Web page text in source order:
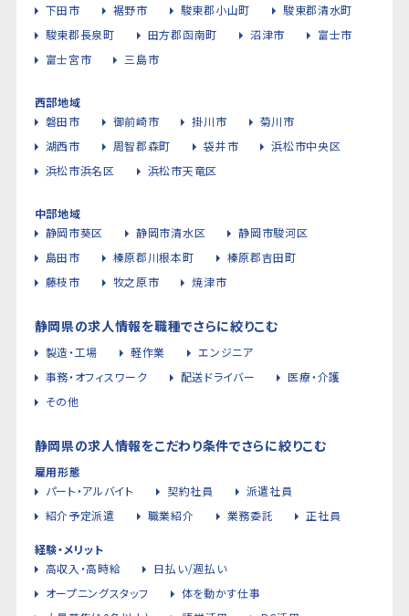
下田市
裾野市 駿東郡小山町
駿東郡清水町
駿東郡長泉町
田方郡函南町 沼津市
富士市
富士宮市
三島市
西部地域
磐田市
御前崎市 掛川市
菊川市
湖西市
周智郡森町 袋井市
浜松市中央区
浜松市浜名区
浜松市天竜区
中部地域
静岡市葵区
静岡市清水区
静岡市駿河区
島田市
榛原郡川根本町
榛原郡吉田町
藤枝市
牧之原市 焼津市
静岡県の求人情報を職種でさらに絞りこむ
製造・工場 軽作業
エンジニア
事務・オフィスワーク
配送ドライバー
医療・介護
その他
静岡県の求人情報をこだわり条件でさらに絞りこむ
雇用形態
パート・アルバイト
契約社員
派遣社員
紹介予定派遣
職業紹介 業務委託 正社員
経験・メリット
高収入・高時給
日払い/週払い
オープニングスタッフ
体を動かす仕事